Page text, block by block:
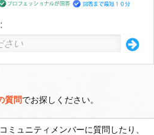
質問でお探しください。
ミュニティメンバーに質問したり、